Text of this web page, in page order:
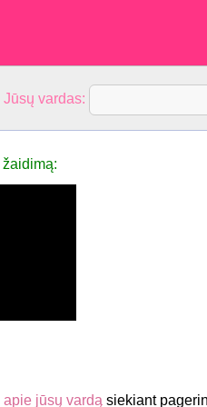
vardas:
jūsų vardą siekiant